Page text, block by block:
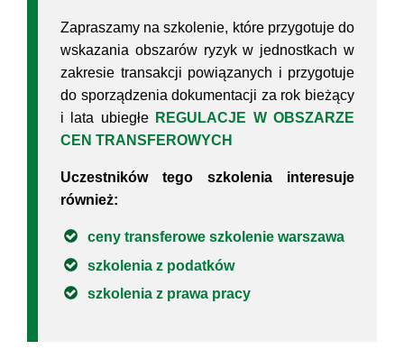
Zapraszamy na szkolenie, które przygotuje do
wskazania obszarów ryzyk w jednostkach w
zakresie transakcji powiązanych i przygotuje
do sporządzenia dokumentacji za rok bieżący
i lata ubiegłe REGULACJE W OBSZARZE
CEN TRANSFEROWYCH
Uczestników tego szkolenia interesuje
również:
ceny transferowe szkolenie warszawa
szkolenia z podatków
szkolenia z prawa pracy